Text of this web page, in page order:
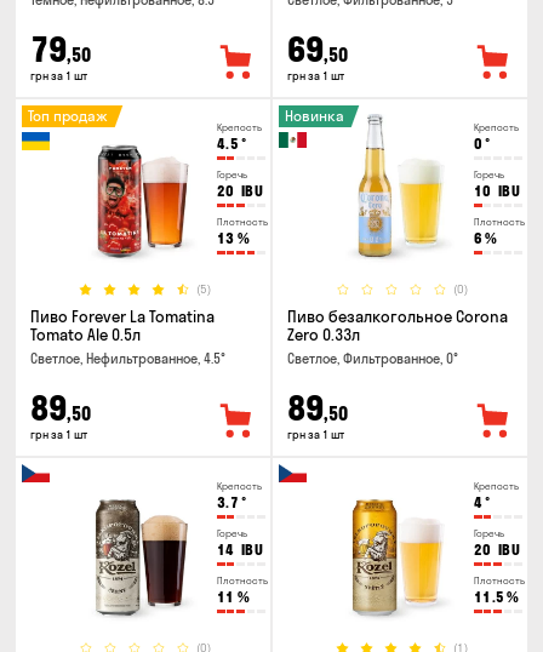
79,50
грн за 1 шт
69,50
грн за 1 шт
Крепость
4.5 °
Горечь
20 IBU
Плотность
13 %
(5)
Топ продаж
Пиво Forever La Tomatina
Tomato Ale 0.5л
Светлое, Нефильтрованное, 4.5°
89,50
грн за 1 шт
Крепость
0 °
Горечь
10 IBU
Плотность
6 %
(0)
Новинка
Пиво безалкогольное Corona
Zero 0.33л
Светлое, Фильтрованное, 0°
89,50
грн за 1 шт
Крепость
3.7 °
Горечь
14 IBU
Плотность
11 %
(0)
Крепость
4°
Горечь
20 IBU
Плотность
11.5 %
(1)